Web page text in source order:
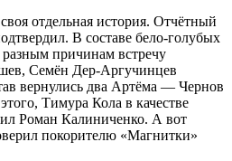
отдельная история. Отчётный
В составе бело-голубых
причинам встречу
Семён Дер-Аргучинцев
вернулись два Артёма — Чернов
Тимура Кола в качестве
Роман Калиниченко. А вот
покорителю «Магнитки»